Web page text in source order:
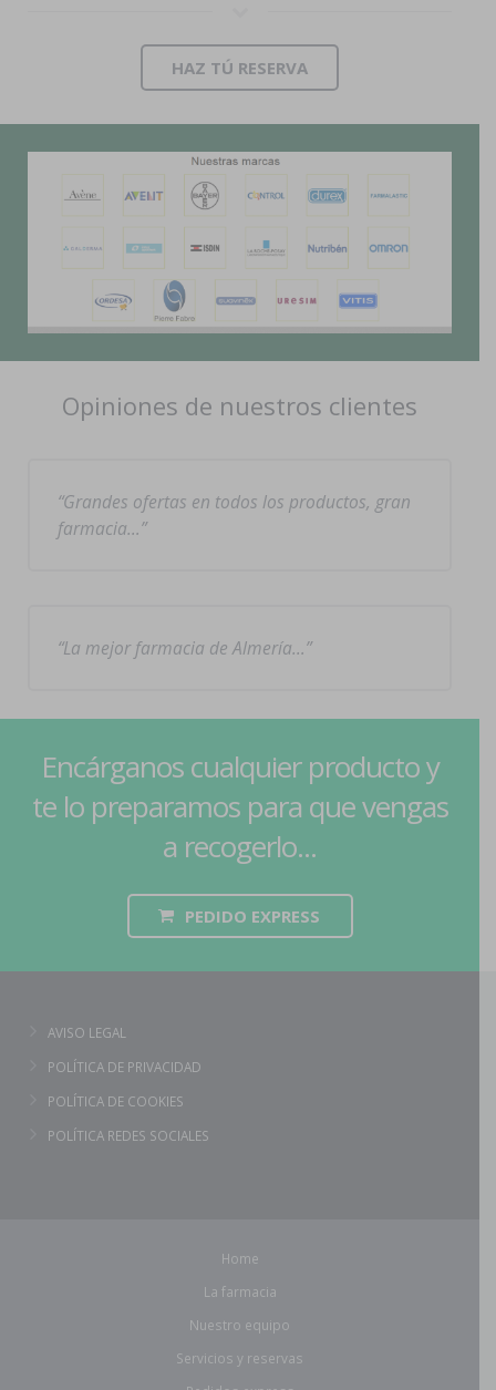
HAZ TÚ RESERVA
Opiniones de nuestros clientes
Grandes ofertas en todos los productos, gran
farmacia…
La mejor farmacia de Almería…
Encárganos cualquier producto y
te lo preparamos para que vengas
a recogerlo...
PEDIDO EXPRESS
AVISO LEGAL
POLÍTICA DE PRIVACIDAD
POLÍTICA DE COOKIES
POLÍTICA REDES SOCIALES
Home
La farmacia
Nuestro equipo
Servicios y reservas